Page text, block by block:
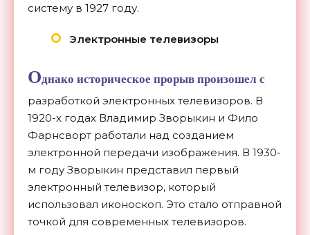
систему в 1927 году.
Электронные телевизоры
Однако историческое прорыв произошел с
разработкой электронных телевизоров. В
1920-х годах Владимир Зворыкин и Фило
Фарнсворт работали над созданием
электронной передачи изображения. В 1930-
м году Зворыкин представил первый
электронный телевизор, который
использовал иконоскоп. Это стало отправной
точкой для современных телевизоров.